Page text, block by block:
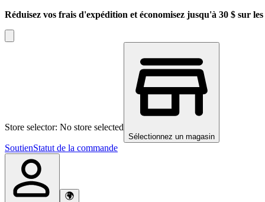
Réduisez vos frais d'expédition et économisez jusqu'à 30 $ sur
Store selector: No store selected
Sélectionnez un magasin
SoutienStatut de la commande